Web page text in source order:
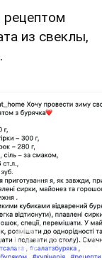
рецептом
из свеклы,